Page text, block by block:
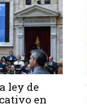
ley de
en